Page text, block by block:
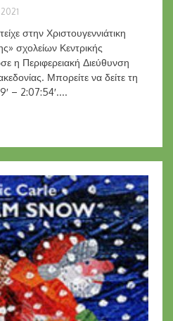
στην Χριστουγεννιάτικη
σχολείων Κεντρικής
η Περιφερειακή Διεύθυνση
Μπορείτε να δείτε τη
– 2:07:54′....